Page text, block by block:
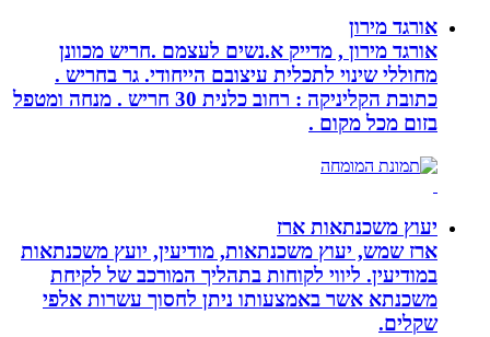
אורגד מירון
אורגד מירון , מדייק א.נשים לעצמם .חריש מכוונן
מחוללי שינוי לתכלית עיצובם הייחודי. גר בחריש .
כתובת הקליניקה : רחוב כלנית 30 חריש . מנחה ומטפל
בזום מכל מקום .
יעוץ משכנתאות ארז
ארז שמש, יעוץ משכנתאות, מודיעין, יועץ משכנתאות
במודיעין. ליווי לקוחות בתהליך המורכב של לקיחת
משכנתא אשר באמצעותו ניתן לחסוך עשרות אלפי
שקלים.